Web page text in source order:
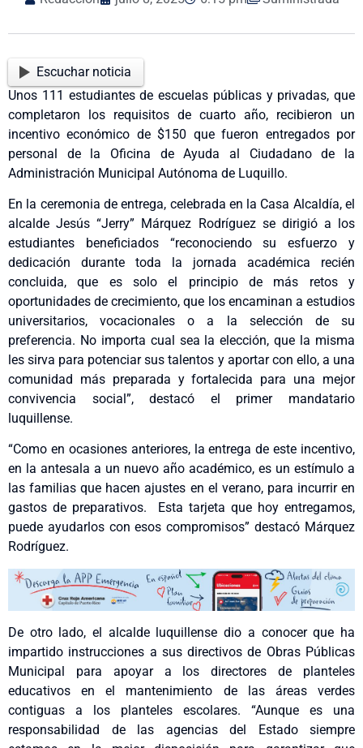
Escuchar noticia
Unos 111 estudiantes de escuelas públicas y privadas, que
completaron los requisitos de cuarto año, recibieron un
incentivo económico de $150 que fueron entregados por
personal de la Oficina de Ayuda al Ciudadano de la
Administración Municipal Autónoma de Luquillo.
En la ceremonia de entrega, celebrada en la Casa Alcaldía, el
alcalde Jesús “Jerry” Márquez Rodríguez se dirigió a los
estudiantes beneficiados “reconociendo su esfuerzo y
dedicación durante toda la jornada académica recién
concluida, que es solo el principio de más retos y
oportunidades de crecimiento, que los encaminan a estudios
universitarios, vocacionales o a la selección de su
preferencia. No importa cual sea la elección, que la misma
les sirva para potenciar sus talentos y aportar con ello, a una
comunidad más preparada y fortalecida para una mejor
convivencia social”, destacó el primer mandatario
luquillense.
“Como en ocasiones anteriores, la entrega de este incentivo,
en la antesala a un nuevo año académico, es un estímulo a
las familias que hacen ajustes en el verano, para incurrir en
gastos de preparativos. Esta tarjeta que hoy entregamos,
puede ayudarlos con esos compromisos” destacó Márquez
Rodríguez.
De otro lado, el alcalde luquillense dio a conocer que ha
impartido instrucciones a sus directivos de Obras Públicas
Municipal para apoyar a los directores de planteles
educativos en el mantenimiento de las áreas verdes
contiguas a los planteles escolares. “Aunque es una
responsabilidad de las agencias del Estado siempre